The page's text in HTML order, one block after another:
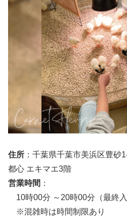
住所 ：千葉県千葉市美浜区豊
都心 エキマエ3階
営業時間 ：
10時00分 ～20時00分（最終入
※混雑時は時間制限あり